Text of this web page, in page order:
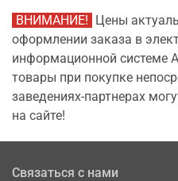
ВНИМАНИЕ! Цены
оформлении заказа в
информационной системе
товары при покупке
заведениях-партнерах
на сайте!
Связаться с нами